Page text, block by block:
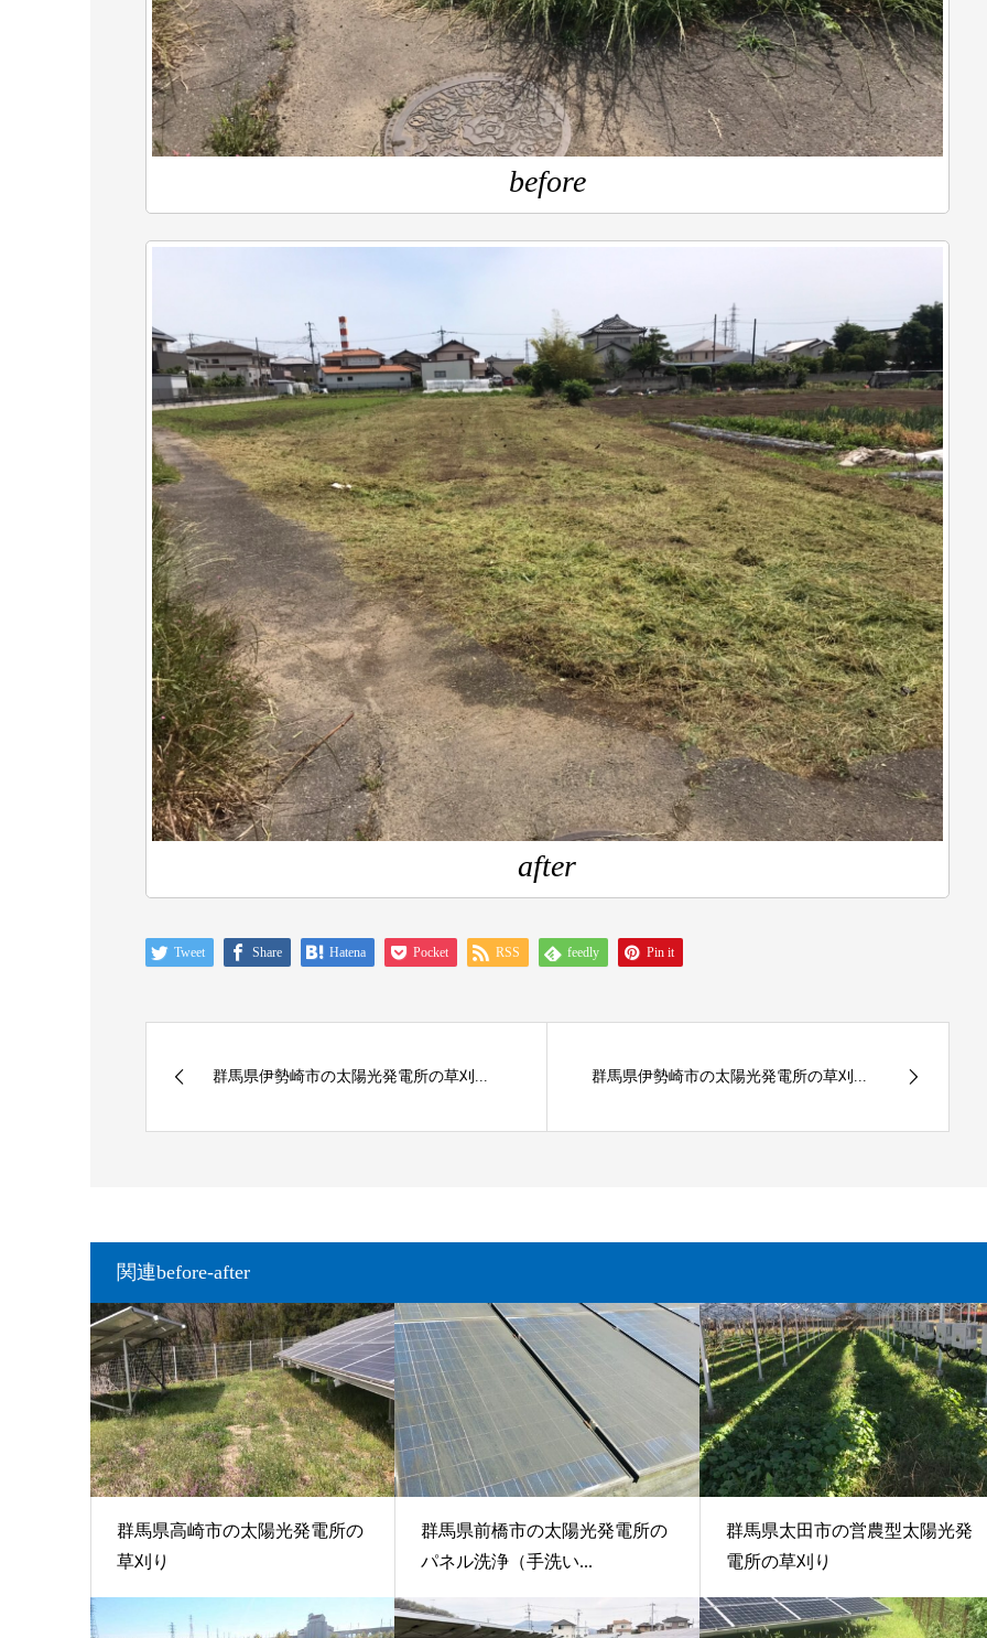
before
after
Tweet Share Hatena Pocket RSS feedly Pin it
群馬県伊勢崎市の太陽光発電所の草刈... 群馬県伊勢崎市の太陽光発電所の草刈...
関連before-after
群馬県高崎市の太陽光発電所の
草刈り
群馬県前橋市の太陽光発電所の
パネル洗浄（手洗い...
群馬県太田市の営農型太陽光発
電所の草刈り